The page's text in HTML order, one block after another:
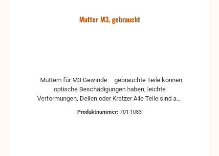
Mutter M3, gebraucht
optische Beschädigungen haben, leichte
Verformungen, Dellen oder Kratzer Alle Teile sind auf
Produktnummer: 701-1083